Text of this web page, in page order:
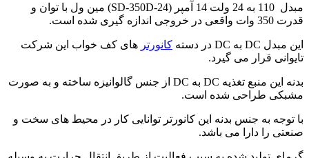
مبدل 110 به 24 ولت 14 آمپر (SD-350D-24) مین ول با توان و
قدرت 350 وات واقعی در خروجی اندازه گیری شده است.
این مبدل DC به DC در دسته کانورتر های کف خواب این شرکت
تایوانی قرار می گیرد.
بدنه این منبع تغذیه DC به DC از جنس گالوانیزه ساخته و به صورت
مشبکی طراحی شده است.
با توجه به جنس بدنه این کانورتر توانایی کار در محیط های سخت و
صنعتی را دارا می باشد.